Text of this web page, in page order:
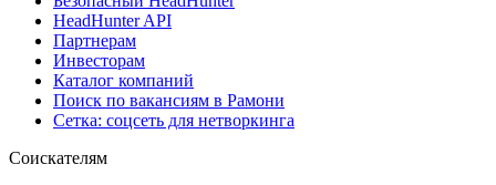
HeadHunter API
Партнерам
Инвесторам
Каталог компаний
Поиск по вакансиям в Рамони
Сетка: соцсеть для нетворкинга
Соискателям